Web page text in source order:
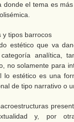
donde el tema es
y tipos barrocos
estético que va
analítica,
no solamente para
lo estético es una
de tipo narrativo o
y, por